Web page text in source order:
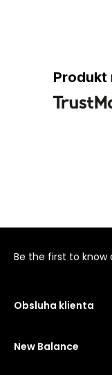
Produkt
Be the first to know
Obsluha klienta
New Balance